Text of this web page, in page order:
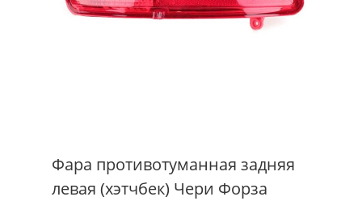
Фара противотуманная задняя
левая (хэтчбек) Чери Форза